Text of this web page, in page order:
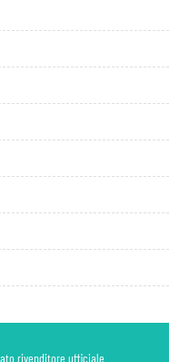
rivenditore ufficiale